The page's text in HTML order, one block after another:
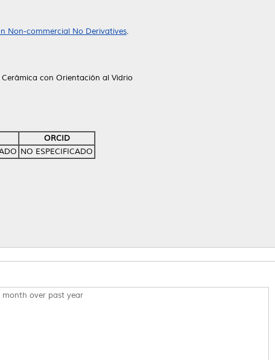
Non-commercial No Derivatives.
con Orientación al Vidrio
ORCID
NO ESPECIFICADO
month over past year